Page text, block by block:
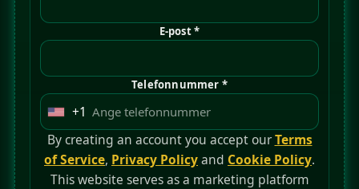
E-post *
Telefonnummer *
U
n
i
t
+1
By creating an account you accept ourTerms
of Service, Privacy Policyand Cookie Policy.
This website serves as a marketing platform